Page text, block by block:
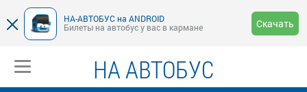
НА-АВТОБУС на ANDROID
Билеты на автобус у вас в кармане
Скачать
НА АВТОБУС